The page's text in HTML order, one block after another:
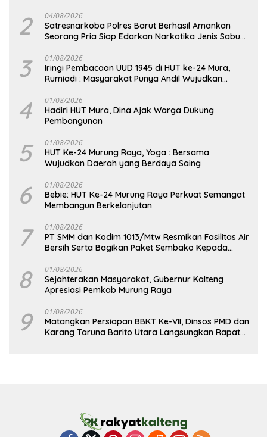
2 04/08/2026
Satresnarkoba Polres Barut Berhasil Amankan
Seorang Pria Siap Edarkan Narkotika Jenis Sabu
3 01/08/2026
Iringi Pembacaan UUD 1945 di HUT ke-24 Mura,
Rumiadi : Masyarakat Punya Andil Wujudkan
4 01/08/2026
Hadiri HUT Mura, Dina Ajak Warga Dukung
Pembangunan
5 01/08/2026
HUT Ke-24 Murung Raya, Yoga : Bersama
Wujudkan Daerah yang Berdaya Saing
6 01/08/2026
Bebie: HUT Ke-24 Murung Raya Perkuat Semangat
Membangun Berkelanjutan
7 01/08/2026
PT SMM dan Kodim 1013/Mtw Resmikan Fasilitas Air
Bersih Serta Bagikan Paket Sembako Kepada
8 01/08/2026
Sejahterakan Masyarakat, Gubernur Kalteng
Apresiasi Pemkab Murung Raya
9 01/08/2026
Matangkan Persiapan BBKT Ke-VII, Dinsos PMD dan
Karang Taruna Barito Utara Langsungkan Rapat